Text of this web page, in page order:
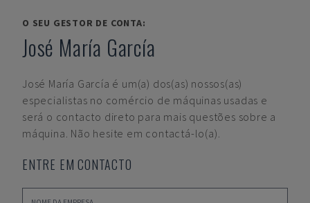
O SEU GESTOR DE CONTA:
José María García
José María García é um(a) dos(as) nossos(as)
especialistas no comércio de máquinas usadas e
será o contacto direto para mais questões sobre a
máquina. Não hesite em contactá-lo(a).
ENTRE EM CONTACTO